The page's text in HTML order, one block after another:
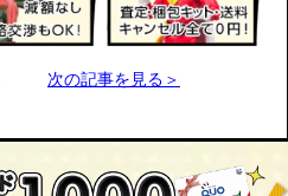
次の記事を見る＞